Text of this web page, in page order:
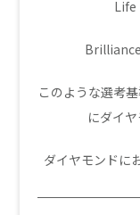
Life
Brilliance
このような選考
にダイ
ダイヤモンドに